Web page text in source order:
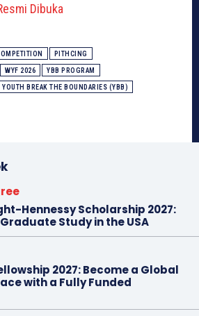
Dibuka
PITHCING
WYF 2026 YBB PROGRAM
YOUTH BREAK THE BOUNDARIES (YBB)
Hennessy Scholarship 2027:
Study in the USA
2027: Become a Global
with a Fully Funded